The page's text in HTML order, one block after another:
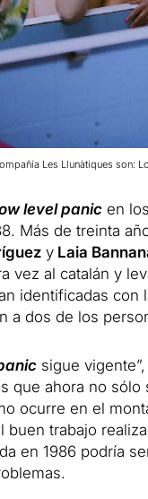
Les Llunàtiques son:
level panicen
Más de treinta
yLaia
vez al catalán y
identificadas con
a dos de los
sigue
que ahora no
ocurre en el
buen trabajo
en 1986 podría